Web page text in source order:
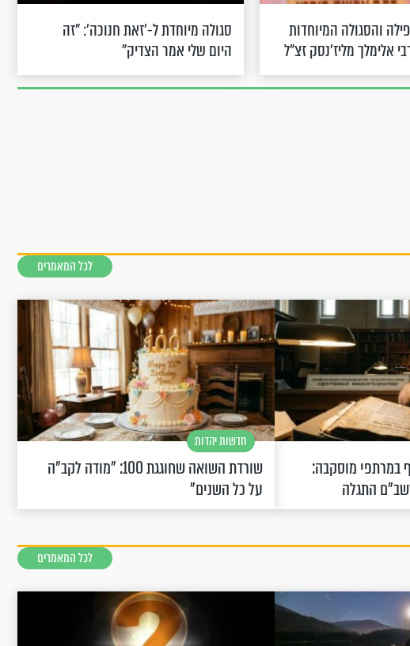
והסגולה המיוחדות
אלימלך מליז'נסק זצ"ל
סגולה מיוחדת ל-'זאת חנוכה': "זה
היום שלי אמר הצדיק"
לכל המאמרים
מוסקבה:
התגלה
חדשות יהדות
שורדת השואה שחוגגת 100: "מודה לקב"ה
על כל השנים"
לכל המאמרים